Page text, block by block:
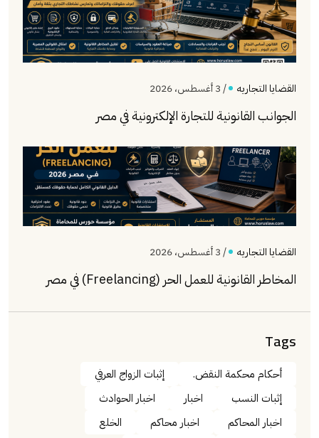
القضايا التجاريه / 3 أغسطس، 2026
الجوانب القانونية للتجارة الإلكترونية في مصر
القضايا التجاريه / 3 أغسطس، 2026
المخاطر القانونية للعمل الحر (Freelancing) في مصر
Tags
أحكام محكمة النقض.
إثبات الزواج العرفي
إثبات النسب
اخبار
اخبار الحوادث
اخبار المحاكم
اخبار محاكم
الخلع